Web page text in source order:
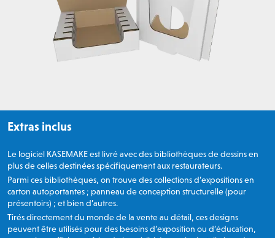
Extras inclus
Le logiciel KASEMAKE est livré avec des bibliothèques de dessins en
plus de celles destinées spécifiquement aux restaurateurs.
Parmi ces bibliothèques, on trouve des collections d’expositions en
carton autoportantes ; panneau de conception structurelle (pour
présentoirs) ; et bien d’autres.
Tirés directement du monde de la vente au détail, ces designs
peuvent être utilisés pour des besoins d’exposition ou d’éducation,